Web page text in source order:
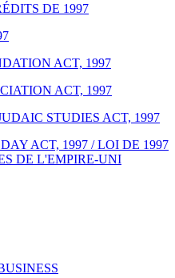
DE 1997
ACT, 1997
ACT, 1997
STUDIES ACT, 1997
ACT, 1997 / LOI DE 1997
DE L'EMPIRE-UNI